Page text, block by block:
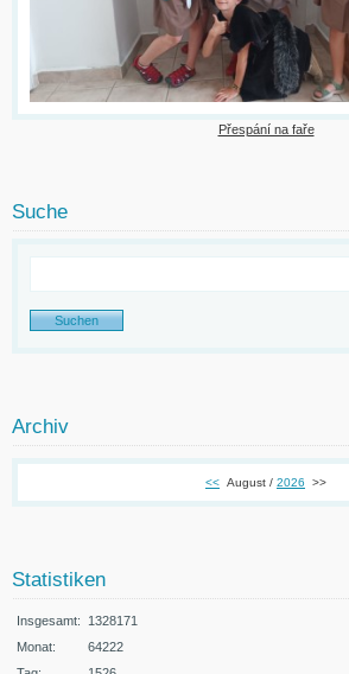
Přespání na faře
Suche
Archiv
<< August / 2026 >>
Statistiken
Insgesamt: 1328171
Monat:
64222